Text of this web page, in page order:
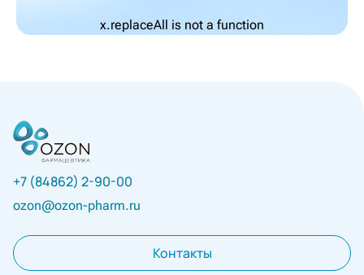
x.replaceAll is not a function
+7 (84862) 2-90-00
ozon@ozon-pharm.ru
Контакты